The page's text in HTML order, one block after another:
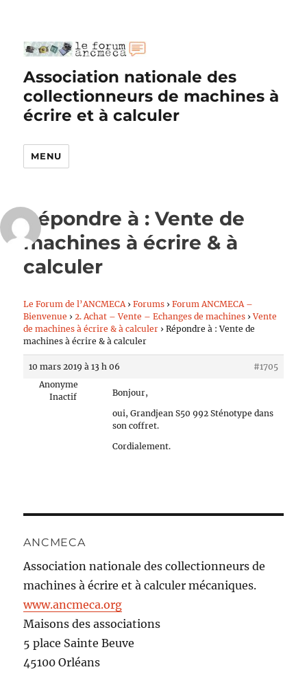
Association nationale des
collectionneurs de machines à
écrire et à calculer
MENU
Répondre à : Vente de
machines à écrire & à
calculer
Le Forum de l’ANCMECA › Forums › Forum ANCMECA –
Bienvenue › 2. Achat – Vente – Echanges de machines › Vente
de machines à écrire & à calculer › Répondre à : Vente de
machines à écrire & à calculer
10 mars 2019 à 13 h 06
#1705
Anonyme
Inactif
Bonjour,
oui, Grandjean S50 992 Sténotype dans
son coffret.
Cordialement.
ANCMECA
Association nationale des collectionneurs de
machines à écrire et à calculer mécaniques.
www.ancmeca.org
Maisons des associations
5 place Sainte Beuve
45100 Orléans